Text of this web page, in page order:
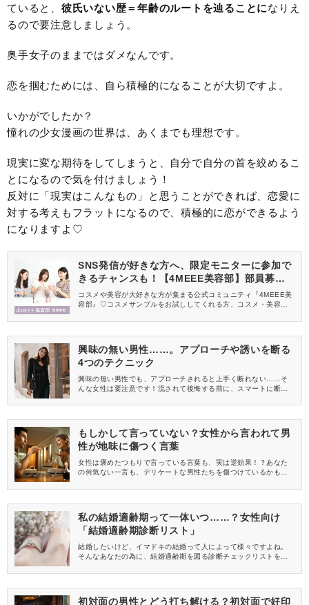
ていると、 彼氏いない歴＝年齢のルートを辿ることになりえ
るので要注意しましょう。
奥手女子のままではダメなんです。
恋を掴むためには、自ら積極的になることが大切ですよ。
いかがでしたか？
憧れの少女漫画の世界は、あくまでも理想です。
現実に変な期待をしてしまうと、自分で自分の首を絞めるこ
とになるので気を付けましょう！
反対に「現実はこんなもの」と思うことができれば、恋愛に
対する考えもフラットになるので、積極的に恋ができるよう
になりますよ♡
SNS発信が好きな方へ、限定モニターに参加で
きるチャンスも！【4MEEE美容部】部員募集
中
コスメや美容が大好きな方が集まる公式コミュニティ『4MEEE美
容部』♡コスメサンプルをお試ししてくれる方、コスメ・美容情報
興味の無い男性……。アプローチや誘いを断る
4つのテクニック
興味の無い男性でも、アプローチされると上手く断れない……そ
んな女性は要注意です！流されて後悔する前に、スマートに断る
るテクニックを身に着け、ご自身の望む恋愛をしましょう。
もしかして言っていない？女性から言われて男
性が地味に傷つく言葉
女性は褒めたつもりで言っている言葉も、実は逆効果！？あなた
の何気ない一言も、デリケートな男性たちを傷つけているかもし
が地味に傷つく言葉を知って、言わないように注意しましょう。
私の結婚適齢期って一体いつ……？女性向け
「結婚適齢期診断リスト」
結婚したいけど、イマドキの結婚って人によって様々ですよね。
そんなあなたの為に、結婚適齢期を図る診断チェックリストを作
かも。イマイチ当てはまらないという方は実はまだ結婚するべき
初対面の男性とどう打ち解ける？初対面で好印